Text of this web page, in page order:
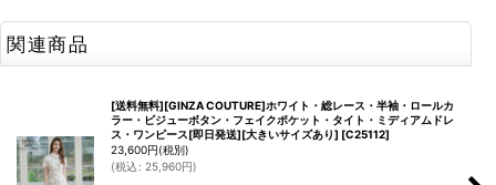
関連商品
[送料無料][GINZA COUTURE]ホワイト・総レース・半袖・ロールカ
ラー・ビジューボタン・フェイクポケット・タイト・ミディアムドレ
ス・ワンピース[即日発送][大きいサイズあり] [C25112]
23,600円(税別)
(税込 : 25,960円)